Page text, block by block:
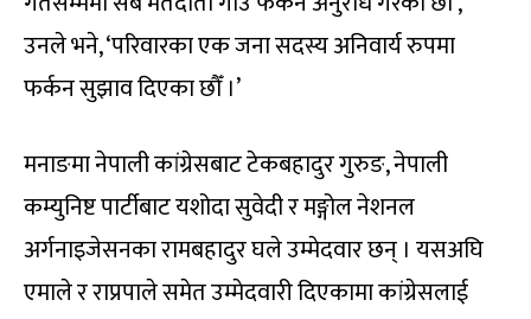
उनले भने, ‘परिवारका एक जना सदस्य अनिवार्य रुपमा
फर्कन सुझाव दिएका छौँ ।’
मनाङमा नेपाली कांग्रेसबाट टेकबहादुर गुरुङ, नेपाली
कम्युनिष्ट पार्टीबाट यशोदा सुवेदी र मङ्गोल नेशनल
अर्गनाइजेसनका रामबहादुर घले उम्मेदवार छन् । यसअघि
एमाले र राप्रपाले समेत उम्मेदवारी दिएकामा कांग्रेसलाई